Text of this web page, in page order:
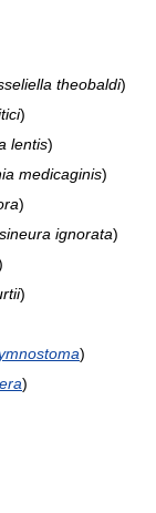
theobaldi)
)
lentis)
medicaginis)
)
ignorata)
)
)
)